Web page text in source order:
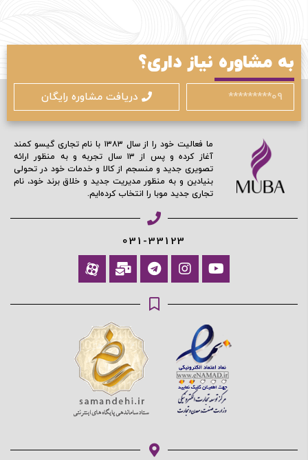
به مشاوره نیاز داری؟
دریافت مشاوره رایگان
ما فعالیت خود را از سال ۱۳۸۳ با نام تجاری گیسو کمند
آغاز کرده و پس از ۱۳ سال تجربه و به منظور ارائه
تصویری جدید و منسجم از کالا و خدمات خود در تحولی
بنیادین و به منظور مدیریت جدید و خلاق برند خود، نام
تجاری جدید موبا را انتخاب کرده‌ایم.
031-33123
مرا به خاطر بسپار
ادامه دهید
آیا هنوز عضو نشده اید؟
محافظت شده توسط